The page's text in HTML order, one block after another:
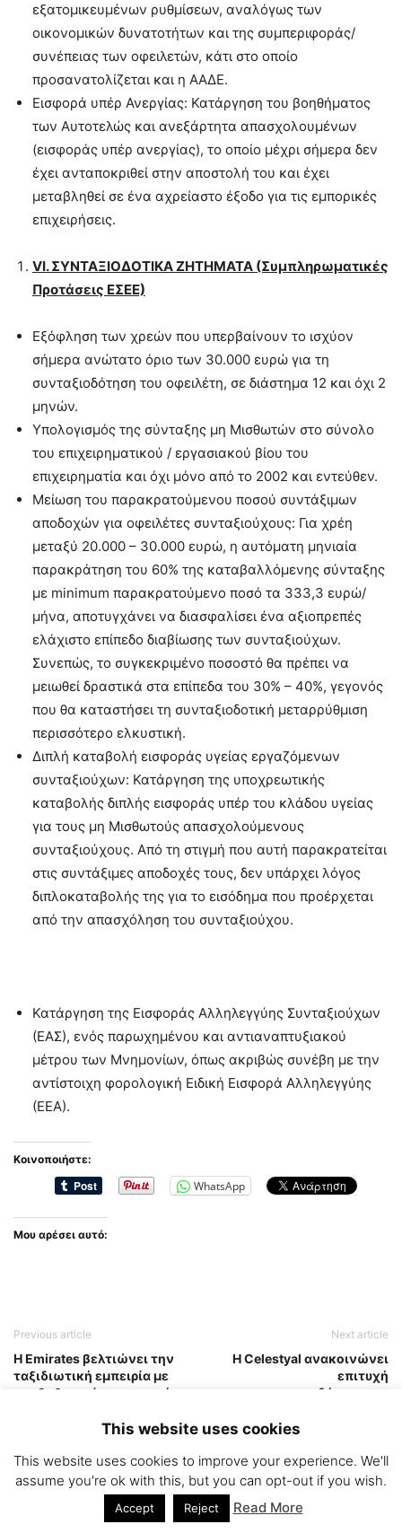
εξατομικευμένων ρυθμίσεων, αναλόγως των
οικονομικών δυνατοτήτων και της συμπεριφοράς/
συνέπειας των οφειλετών, κάτι στο οποίο
προσανατολίζεται και η ΑΑΔΕ.
Εισφορά υπέρ Ανεργίας: Κατάργηση του βοηθήματος
των Αυτοτελώς και ανεξάρτητα απασχολουμένων
(εισφοράς υπέρ ανεργίας), το οποίο μέχρι σήμερα δεν
έχει ανταποκριθεί στην αποστολή του και έχει
μεταβληθεί σε ένα αχρείαστο έξοδο για τις εμπορικές
επιχειρήσεις.
VI. ΣΥΝΤΑΞΙΟΔΟΤΙΚΑ ΖΗΤΗΜΑΤΑ (Συμπληρωματικές
Προτάσεις ΕΣΕΕ)
Εξόφληση των χρεών που υπερβαίνουν το ισχύον
σήμερα ανώτατο όριο των 30.000 ευρώ για τη
συνταξιοδότηση του οφειλέτη, σε διάστημα 12 και όχι 2
μηνών.
Υπολογισμός της σύνταξης μη Μισθωτών στο σύνολο
του επιχειρηματικού / εργασιακού βίου του
επιχειρηματία και όχι μόνο από το 2002 και εντεύθεν.
Μείωση του παρακρατούμενου ποσού συντάξιμων
αποδοχών για οφειλέτες συνταξιούχους: Για χρέη
μεταξύ 20.000 – 30.000 ευρώ, η αυτόματη μηνιαία
παρακράτηση του 60% της καταβαλλόμενης σύνταξης
με minimum παρακρατούμενο ποσό τα 333,3 ευρώ/
μήνα, αποτυγχάνει να διασφαλίσει ένα αξιοπρεπές
ελάχιστο επίπεδο διαβίωσης των συνταξιούχων.
Συνεπώς, το συγκεκριμένο ποσοστό θα πρέπει να
μειωθεί δραστικά στα επίπεδα του 30% – 40%, γεγονός
που θα καταστήσει τη συνταξιοδοτική μεταρρύθμιση
περισσότερο ελκυστική.
Διπλή καταβολή εισφοράς υγείας εργαζόμενων
συνταξιούχων: Κατάργηση της υποχρεωτικής
καταβολής διπλής εισφοράς υπέρ του κλάδου υγείας
για τους μη Μισθωτούς απασχολούμενους
συνταξιούχους. Από τη στιγμή που αυτή παρακρατείται
στις συντάξιμες αποδοχές τους, δεν υπάρχει λόγος
διπλοκαταβολής της για το εισόδημα που προέρχεται
από την απασχόληση του συνταξιούχου.
Κατάργηση της Εισφοράς Αλληλεγγύης Συνταξιούχων
(ΕΑΣ), ενός παρωχημένου και αντιαναπτυξιακού
μέτρου των Μνημονίων, όπως ακριβώς συνέβη με την
αντίστοιχη φορολογική Ειδική Εισφορά Αλληλεγγύης
(ΕΕΑ).
Κοινοποιήστε:
WhatsApp
Μου αρέσει αυτό:
Previous article
Η Emirates βελτιώνει την
ταξιδιωτική εμπειρία με
αναβαθμισμένα αεροσκάφη
Οικονομικής θέσης σε
Next article
Η Celestyal ανακοινώνει
επιτυχή
αναχρηματοδότηση και
ανάπτυξής της
RELATED ARTICLES
This website uses cookies
This website uses cookies to improve your experience. We'll
assume you're ok with this, but you can opt-out if you wish.
Accept Reject Read More